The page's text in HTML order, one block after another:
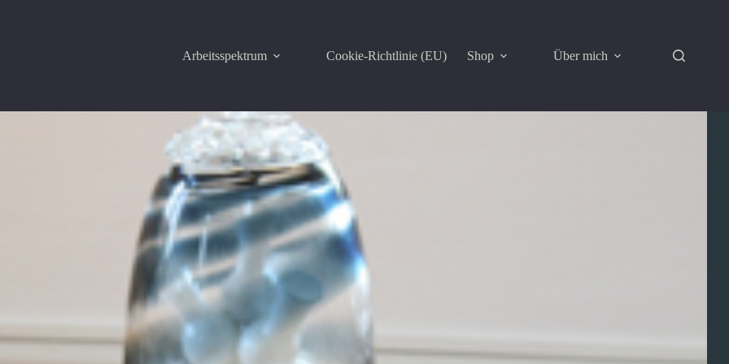
Arbeitsspektrum
Cookie-Richtlinie (EU) Shop Über mich